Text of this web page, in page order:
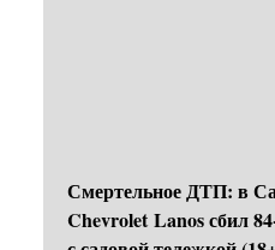
Смертельное ДТП: в
Chevrolet Lanos сбил